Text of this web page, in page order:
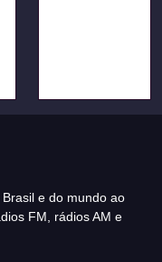
e do mundo ao
FM, rádios AM e